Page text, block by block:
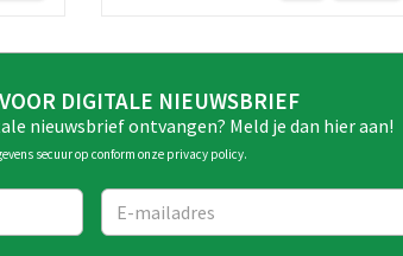
DIGITALE NIEUWSBRIEF
nieuwsbrief ontvangen? Meld je dan hier aan!
secuur op conform onze privacy policy.